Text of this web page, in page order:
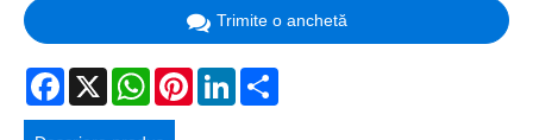
Trimite o anchetă
Facebook
X WhatsAppPinterestLinkedIn